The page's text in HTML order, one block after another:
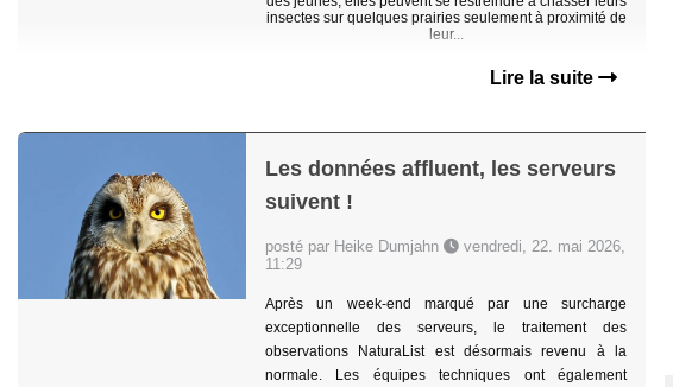
insectes sur quelques prairies seulement à proximité de
leur...
Lire la suite
Les données affluent, les serveurs
suivent !
posté par Heike Dumjahn
vendredi, 22. mai 2026,
11:29
Après un week-end marqué par une surcharge
exceptionnelle des serveurs, le traitement des
observations NaturaList est désormais revenu à la
normale. Les équipes techniques ont également